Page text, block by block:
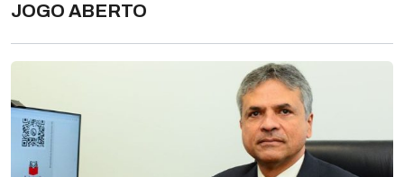
JOGO ABERTO